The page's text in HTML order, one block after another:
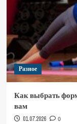
Разное
Как выбрать
вам
01.07.2026 0